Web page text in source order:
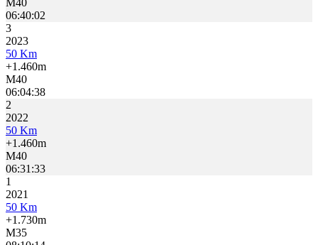
06:40:02
3
2023
50 Km
+1.460m
M40
06:04:38
2
2022
50 Km
+1.460m
M40
06:31:33
1
2021
50 Km
+1.730m
M35